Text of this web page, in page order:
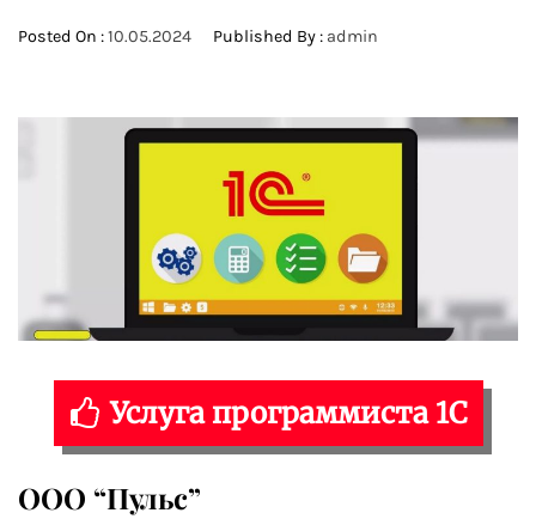
Posted On :10.05.2024 Published By : admin
Услуга программиста 1С
ООО “Пульс”